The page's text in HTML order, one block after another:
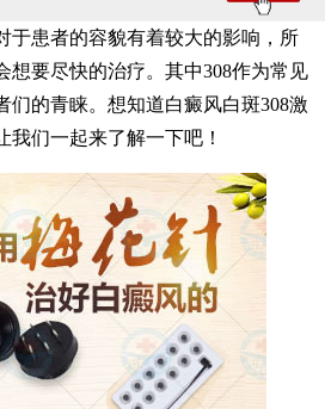
患者的容貌有着较大的影响，所
想要尽快的治疗。其中308作为常见
们的青睐。想知道白癜风白斑308激
们一起来了解一下吧！